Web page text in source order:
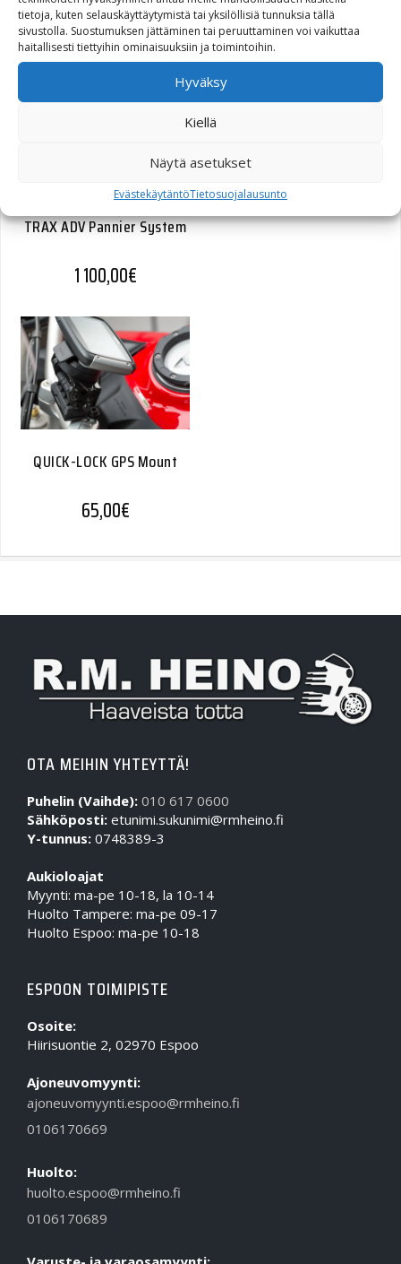
tietoja, kuten selauskäyttäytymistä tai yksilöllisiä tunnuksia tällä
sivustolla. Suostumuksen jättäminen tai peruuttaminen voi vaikuttaa
haitallisesti tiettyihin ominaisuuksiin ja toimintoihin.
Hyväksy
Kiellä
Näytä asetukset
EvästekäytäntöTietosuojalausunto
1 100,00€
TRAX ADV Pannier System
1 100,00€
QUICK-LOCK GPS Mount
65,00€
OTA MEIHIN YHTEYTTÄ!
Puhelin (Vaihde): 010 617 0600
Sähköposti: etunimi.sukunimi@rmheino.fi
Y-tunnus: 0748389-3
Aukioloajat
Myynti: ma-pe 10-18, la 10-14
Huolto Tampere: ma-pe 09-17
Huolto Espoo: ma-pe 10-18
ESPOON TOIMIPISTE
Osoite:
Hiirisuontie 2, 02970 Espoo
Ajoneuvomyynti:
ajoneuvomyynti.espoo@rmheino.fi
0106170669
Huolto:
huolto.espoo@rmheino.fi
0106170689